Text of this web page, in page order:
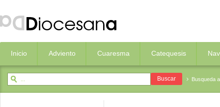
Inicio Adviento Cuaresma Catequesis
Busqueda